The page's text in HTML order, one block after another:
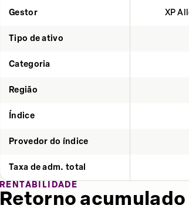
Gestor XP
Tipo de ativo
Categoria
Região
Índice
Provedor do índice
Taxa de adm. total
RENTABILIDADE
Retorno